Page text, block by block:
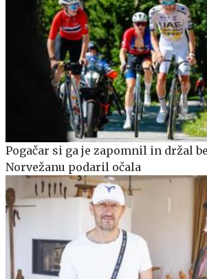
Pogačar si ga je zapomnil in držal
Norvežanu podaril očala